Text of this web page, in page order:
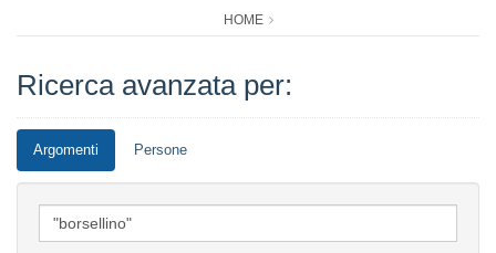
HOME
Ricerca avanzata per:
Argomenti Persone